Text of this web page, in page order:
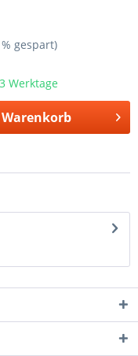
gespart)
Werktage
Warenkorb